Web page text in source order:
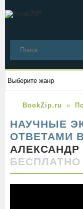
BookZip.ru
НАУЧНЫЕ
ОТВЕТАМИ
АЛЕКСАНДР
БЕСПЛАТНО